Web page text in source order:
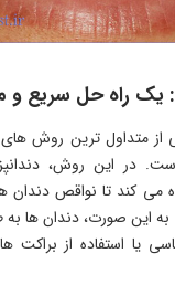
یک راه حل سریع و
از متداول ترین روش
در این روش،
می کند تا نواقص دندان
این صورت، دندان ها به
یا استفاده از